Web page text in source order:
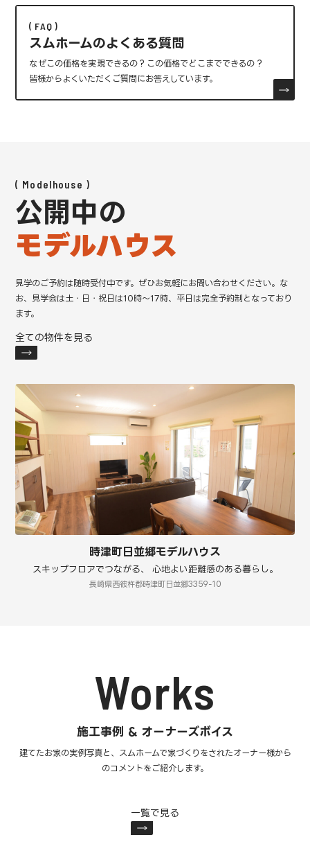
FAQ
スムホームのよくある質問
なぜこの価格を実現できるの？この価格でどこまでできるの？
皆様からよくいただくご質問にお答えしています。
Modelhouse
公開中の
モデルハウス
見学のご予約は随時受付中です。ぜひお気軽にお問い合わせください。 な
お、見学会は土・日・祝日は10時～17時、平日は完全予約制となっており
ます。
全ての物件を見る
時津町日並郷モデルハウス
スキップフロアでつながる、 心地よい距離感のある暮らし。
長崎県西彼杵郡時津町日並郷3359-10
Works
施工事例 & オーナーズボイス
建てたお家の実例写真と、スムホームで家づくりをされたオーナー様から
のコメントをご紹介します。
一覧で見る